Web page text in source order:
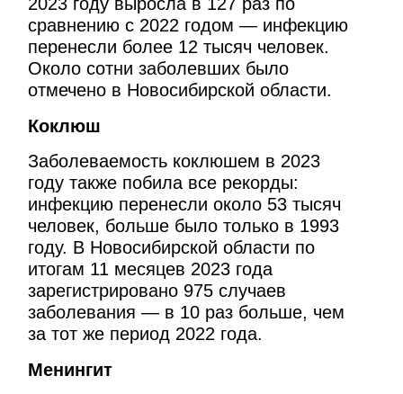
2023 году выросла в 127 раз по
сравнению с 2022 годом — инфекцию
перенесли более 12 тысяч человек.
Около сотни заболевших было
отмечено в Новосибирской области.
Коклюш
Заболеваемость коклюшем в 2023
году также побила все рекорды:
инфекцию перенесли около 53 тысяч
человек, больше было только в 1993
году. В Новосибирской области по
итогам 11 месяцев 2023 года
зарегистрировано 975 случаев
заболевания — в 10 раз больше, чем
за тот же период 2022 года.
Менингит